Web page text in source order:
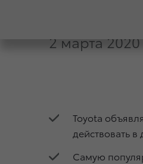
2 марта 2020
Toyota
действовать в
Самую